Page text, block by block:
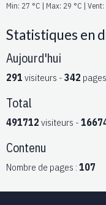
Min: 27 °C | Max: 29 °C |
Statistiques en
Aujourd'hui
291 visiteurs - 342
Total
491712 visiteurs -
Contenu
Nombre de pages : 107